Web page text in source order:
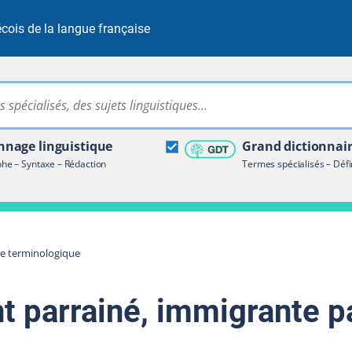
de la langue française
Rechercher dans tout le site
linguistique
– Syntaxe – Rédaction
Grand
Termes spécialisés –
terminologique
terminologique
parrainé, immigrante